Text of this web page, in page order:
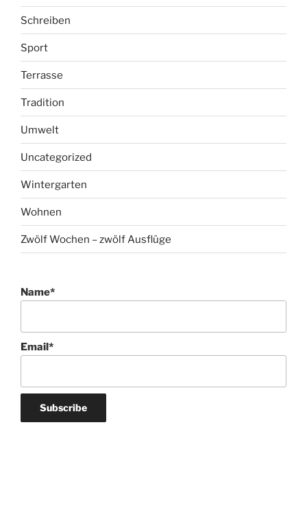
Schreiben
Sport
Terrasse
Tradition
Umwelt
Uncategorized
Wintergarten
Wohnen
Zwölf Wochen – zwölf Ausflüge
Name*
Email*